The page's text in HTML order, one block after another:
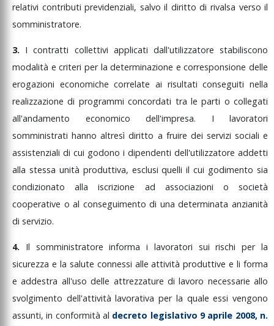
relativi contributiprevidenziali, salvoil dirittodi rivalsa versoil
somministratore.
3. Icontratti collettivi applicati dall'utilizzatorestabiliscono
modalità ecriteri per ladeterminazione ecorresponsione delle
erogazioni economichecorrelateai risultaticonseguitinella
realizzazionedi programmiconcordati tra leparti o collegati
all'andamento economico dell'impresa. I lavoratori
somministratihannoaltresìdiritto a fruire dei servizi socialie
assistenziali di cui godono i dipendenti dell'utilizzatore addetti
alla stessa unità produttiva, esclusiquelliilcui godimentosia
condizionatoallaiscrizione ad associazioni osocietà
cooperative oal conseguimentodi unadeterminataanzianità
di servizio.
4. Il somministratoreinformai lavoratori suirischiperla
sicurezza e la salute connessi alleattivitàproduttiveeliforma
eaddestra all'usodelle attrezzature dilavoro necessarie allo
svolgimento dell'attivitàlavorativaper la qualeessivengono
assunti,in conformitàal decreto legislativo 9 aprile 2008, n.